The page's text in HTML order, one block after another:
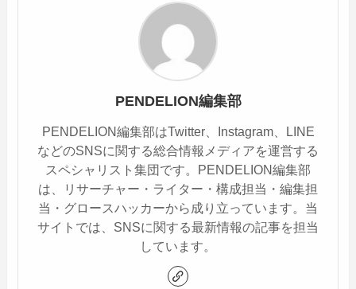
PENDELION編集部
PENDELION編集部はTwitter、Instagram、LINE
などのSNSに関する総合情報メディアを運営する
スペシャリスト集団です。PENDELION編集部
は、リサーチャー・ライター・構成担当・編集担
当・グロースハッカーから成り立っています。当
サイトでは、SNSに関する最新情報の記事を担当
しています。